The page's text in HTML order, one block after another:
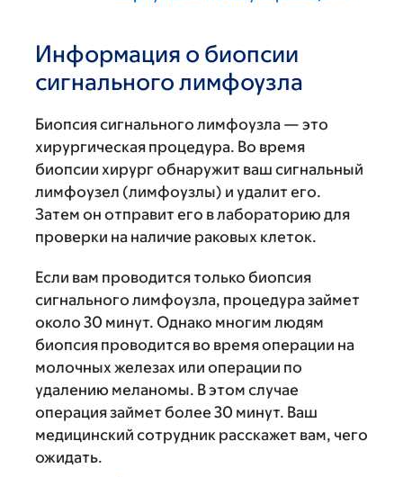
Информация о биопсии
сигнального лимфоузла
Биопсия сигнального лимфоузла — это
хирургическая процедура. Во время
биопсии хирург обнаружит ваш сигнальный
лимфоузел (лимфоузлы) и удалит его.
Затем он отправит его в лабораторию для
проверки на наличие раковых клеток.
Если вам проводится только биопсия
сигнального лимфоузла, процедура займет
около 30 минут. Однако многим людям
биопсия проводится во время операции на
молочных железах или операции по
удалению меланомы. В этом случае
операция займет более 30 минут. Ваш
медицинский сотрудник расскажет вам, чего
ожидать.